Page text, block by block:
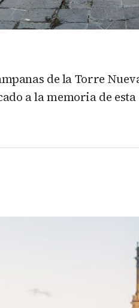
de la Torre
a la memoria de